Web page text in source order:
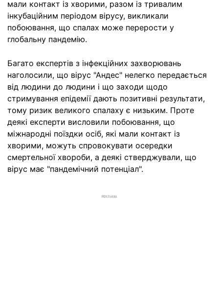
мали контакт із хворими, разом із тривалим
інкубаційним періодом вірусу, викликали
побоювання, що спалах може перерости у
глобальну пандемію.
Багато експертів з інфекційних захворювань
наголосили, що вірус "Андес" нелегко передається
від людини до людини і що заходи щодо
стримування епідемії дають позитивні результати,
тому ризик великого спалаху є низьким. Проте
деякі експерти висловили побоювання, що
міжнародні поїздки осіб, які мали контакт із
хворими, можуть спровокувати осередки
смертельної хвороби, а деякі стверджували, що
вірус має "пандемічний потенціал".
РЕКЛАМА